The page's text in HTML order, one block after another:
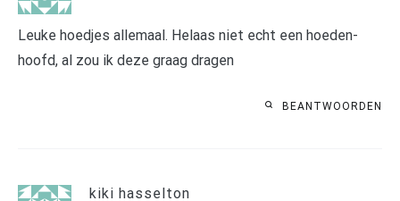
Leuke hoedjes allemaal. Helaas niet echt een hoeden-
hoofd, al zou ik deze graag dragen
BEANTWOORDEN
kiki hasselton